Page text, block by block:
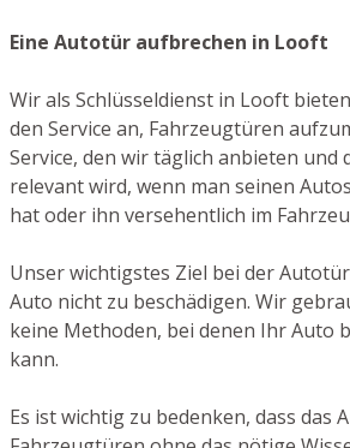
Eine Autotür aufbrechen in Looft
Wir als Schlüsseldienst in Looft
den Service an, Fahrzeugtüren
Service, den wir täglich anbieten und
relevant wird, wenn man seinen
hat oder ihn versehentlich im
Unser wichtigstes Ziel bei der
Auto nicht zu beschädigen. Wir
keine Methoden, bei denen Ihr Auto
kann.
Es ist wichtig zu bedenken, dass das